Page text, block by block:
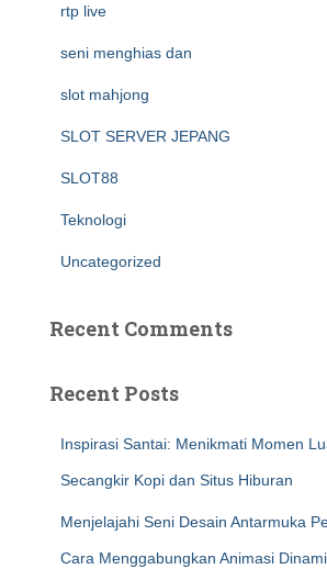
rtp live
seni menghias dan
slot mahjong
SLOT SERVER JEPANG
SLOT88
Teknologi
Uncategorized
Recent Comments
Recent Posts
Inspirasi Santai: Menikmati Momen
Secangkir Kopi dan Situs Hiburan
Menjelajahi Seni Desain Antarmuka
Cara Menggabungkan Animasi